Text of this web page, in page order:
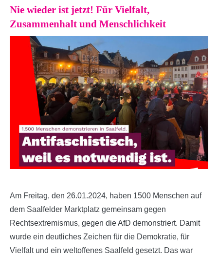
Nie wieder ist jetzt! Für Vielfalt,
Zusammenhalt und Menschlichkeit
Am Freitag, den 26.01.2024, haben 1500 Menschen auf
dem Saalfelder Marktplatz gemeinsam gegen
Rechtsextremismus, gegen die AfD demonstriert. Damit
wurde ein deutliches Zeichen für die Demokratie, für
Vielfalt und ein weltoffenes Saalfeld gesetzt. Das war